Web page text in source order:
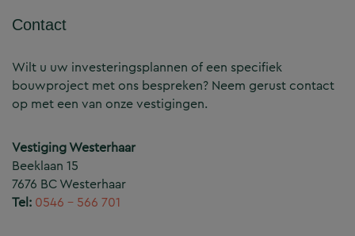
Contact
Wilt u uw investeringsplannen of een specifiek
bouwproject met ons bespreken? Neem gerust contact
op met een van onze vestigingen.
Vestiging Westerhaar
Beeklaan 15
7676 BC Westerhaar
Tel: 0546 – 566 701